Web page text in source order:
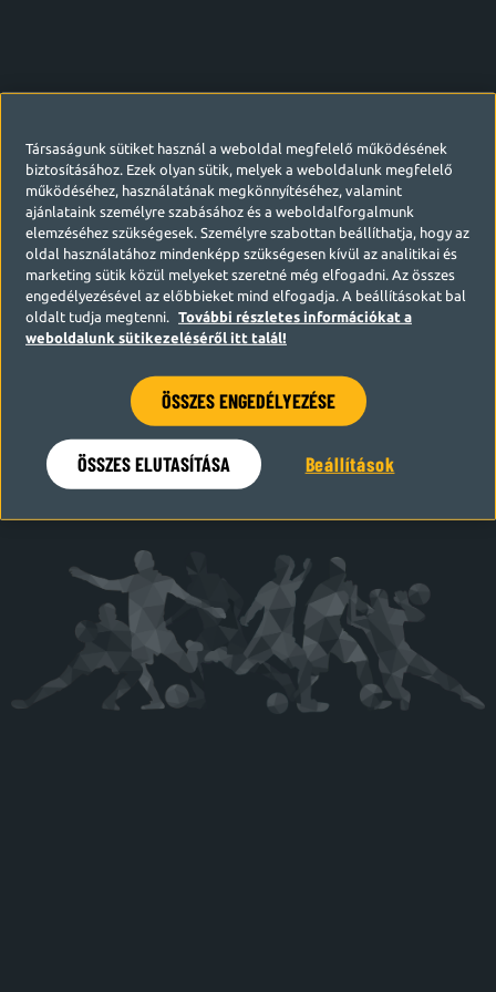
Hamarosan visszatérünk
Társaságunk sütiket használ a weboldal megfelelő működésének
biztosításához. Ezek olyan sütik, melyek a weboldalunk megfelelő
működéséhez, használatának megkönnyítéséhez, valamint
ajánlataink személyre szabásához és a weboldalforgalmunk
elemzéséhez szükségesek. Személyre szabottan beállíthatja, hogy az
oldal használatához mindenképp szükségesen kívül az analitikai és
marketing sütik közül melyeket szeretné még elfogadni. Az összes
engedélyezésével az előbbieket mind elfogadja. A beállításokat bal
oldalt tudja megtenni.
További részletes információkat a
weboldalunk sütikezeléséről itt talál!
ÖSSZES ENGEDÉLYEZÉSE
ÖSSZES ELUTASÍTÁSA Beállítások